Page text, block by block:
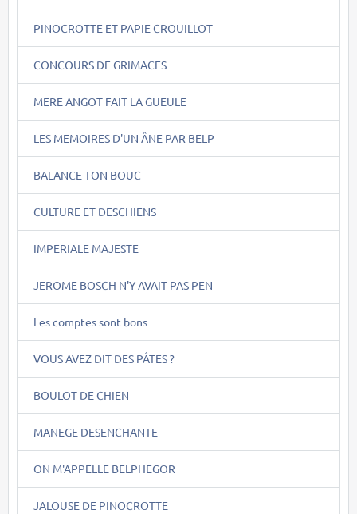
PINOCROTTE ET PAPIE CROUILLOT
CONCOURS DE GRIMACES
MERE ANGOT FAIT LA GUEULE
LES MEMOIRES D'UN ÂNE PAR BELP
BALANCE TON BOUC
CULTURE ET DESCHIENS
IMPERIALE MAJESTE
JEROME BOSCH N'Y AVAIT PAS PEN
Les comptes sont bons
VOUS AVEZ DIT DES PÂTES ?
BOULOT DE CHIEN
MANEGE DESENCHANTE
ON M'APPELLE BELPHEGOR
JALOUSE DE PINOCROTTE